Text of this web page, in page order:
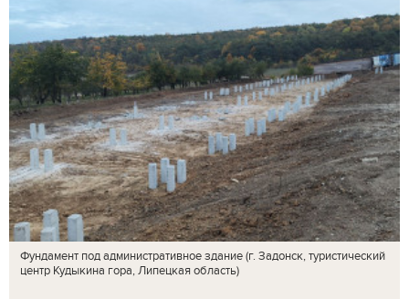
Фундамент под административное здание (г. Задонск, туристический
центр Кудыкина гора, Липецкая область)